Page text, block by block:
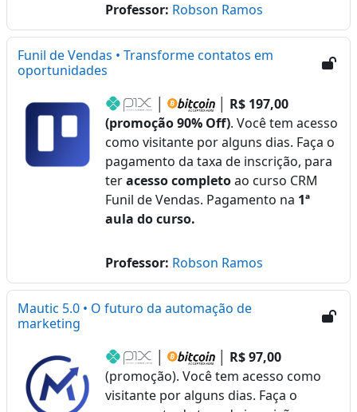
Professor: Robson Ramos
Funil de Vendas • Transforme contatos em
oportunidades
R$ 197,00
(promoção 90% Off). Você tem acesso
como visitante por alguns dias. Faça o
pagamento da taxa de inscrição, para
teracesso completoao curso CRM
Funil de Vendas. Pagamento na 1ª
aula do curso.
Professor: Robson Ramos
Mautic 5.0 • O futuro da automação de
marketing
R$ 97,00
(promoção). Você tem acesso como
visitante por alguns dias. Faça o